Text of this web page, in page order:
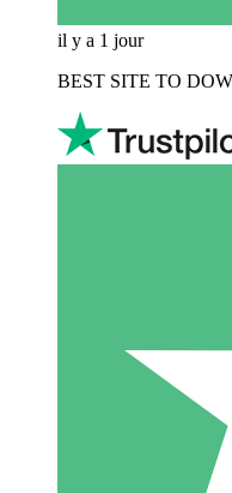
il y a 1 jour
BEST SITE TO